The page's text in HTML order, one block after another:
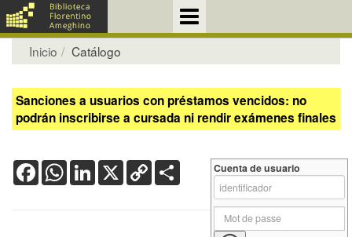
Inicio Catálogo
Sanciones a usuarios con préstamos vencidos: no
podrán inscribirse a cursada ni rendir exámenes finales
FacebookWhatsApp
LinkedIn
X Copy
Link
Cuenta de usuario